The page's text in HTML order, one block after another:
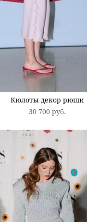
Кюлоты декор рюши
30 700 pуб.